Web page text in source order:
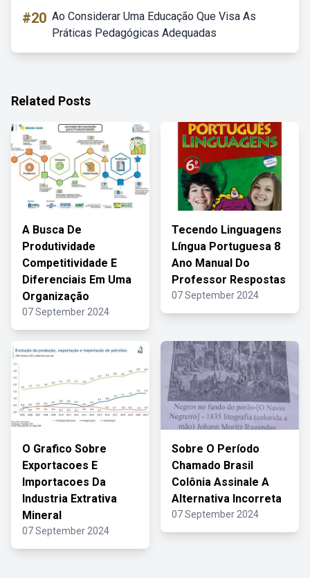
#20 Ao Considerar Uma Educação Que Visa As
Práticas Pedagógicas Adequadas
Related Posts
A Busca De
Produtividade
Competitividade E
Diferenciais Em Uma
Organização
07 September 2024
Tecendo Linguagens
Língua Portuguesa 8
Ano Manual Do
Professor Respostas
07 September 2024
O Grafico Sobre
Exportacoes E
Importacoes Da
Industria Extrativa
Mineral
07 September 2024
Sobre O Período
Chamado Brasil
Colônia Assinale A
Alternativa Incorreta
07 September 2024